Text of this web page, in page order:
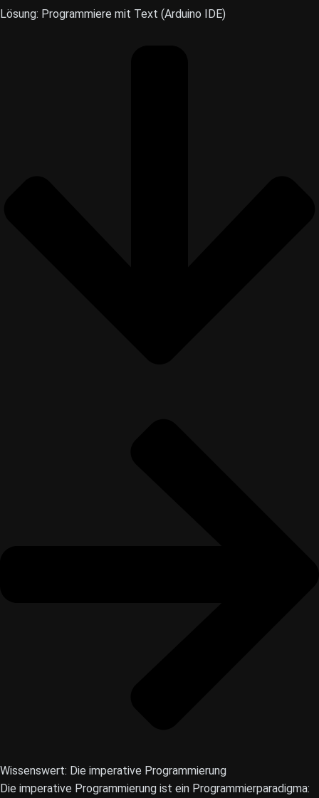
Lösung: Programmiere mit Text (Arduino IDE)
Wissenswert: Die imperative Programmierung
Die imperative Programmierung ist ein Programmierparadigma: